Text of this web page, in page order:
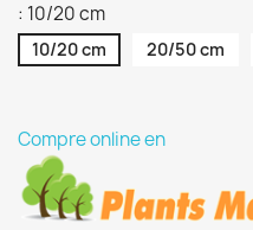
: 10/20 cm
10/20 cm 20/50 cm
Compre online en